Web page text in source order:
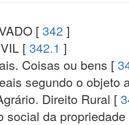
[ 342 ]
[ 342.1 ]
Coisas ou bens [
segundo o
Direito Rural [
social da